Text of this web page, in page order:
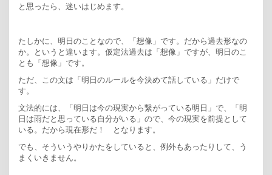
と思ったら、迷いはじめます。
たしかに、明日のことなので、「想像」です。だから過去形なの
か。というと違います。仮定法過去は「想像」ですが、明日のこ
とも「想像」です。
ただ、この文は「明日のルールを今決めて話している」だけで
す。
文法的には、「明日は今の現実から繋がっている明日」で、「明
日は雨だと思っている自分がいる」ので、今の現実を前提として
いる。だから現在形だ！ となります。
でも、そういうやりかたをしていると、例外もあったりして、う
まくいきません。